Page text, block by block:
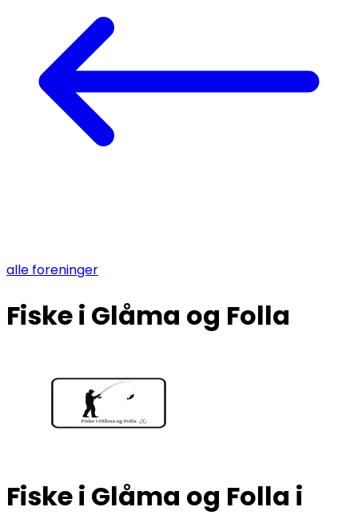
alle foreninger
Fiske i Glåma og Folla
Fiske i Glåma og Folla i